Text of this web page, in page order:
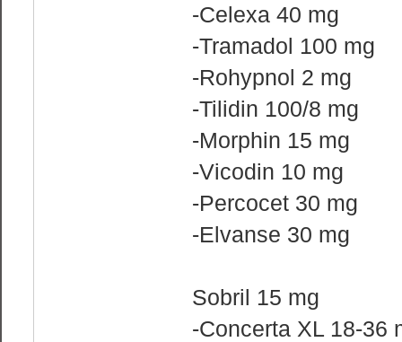
-Celexa 40 mg
-Tramadol 100 mg
-Rohypnol 2 mg
-Tilidin 100/8 mg
-Morphin 15 mg
-Vicodin 10 mg
-Percocet 30 mg
-Elvanse 30 mg
Sobril 15 mg
-Concerta XL 18-36